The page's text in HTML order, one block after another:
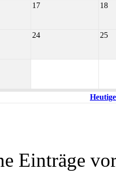
17 18
24 25
Einträge